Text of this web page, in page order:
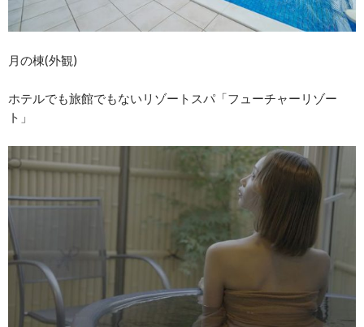
月の棟(外観)
ホテルでも旅館でもないリゾートスパ「フューチャーリゾー
ト」